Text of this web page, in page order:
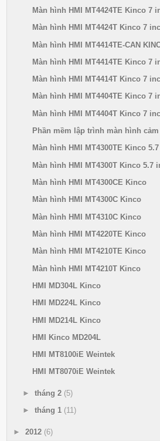
Màn hình HMI MT4424TE Kinco 7
Màn hình HMI MT4424T Kinco 7
Màn hình HMI MT4414TE-CAN
Màn hình HMI MT4414TE Kinco 7
Màn hình HMI MT4414T Kinco 7
Màn hình HMI MT4404TE Kinco 7
Màn hình HMI MT4404T Kinco 7
Phần mềm lập trình màn hình
Màn hình HMI MT4300TE Kinco
Màn hình HMI MT4300T Kinco 5.7
Màn hình HMI MT4300CE Kinco
Màn hình HMI MT4300C Kinco
Màn hình HMI MT4310C Kinco
Màn hình HMI MT4220TE Kinco
Màn hình HMI MT4210TE Kinco
Màn hình HMI MT4210T Kinco
HMI MD304L Kinco
HMI MD224L Kinco
HMI MD214L Kinco
HMI Kinco MD204L
HMI MT8100iE Weintek
HMI MT8070iE Weintek
► tháng 2 (5)
► tháng 1 (11)
► 2012 (6)